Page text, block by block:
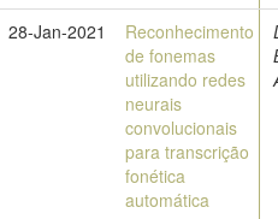
28-Jan-2021
Reconhecimento
de fonemas
utilizando redes
neurais
convolucionais
para transcrição
fonética
automática